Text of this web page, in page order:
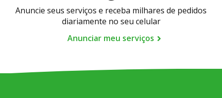
Anuncie seus serviços e receba milhares de pedidos
diariamente no seu celular
Anunciar meu serviços